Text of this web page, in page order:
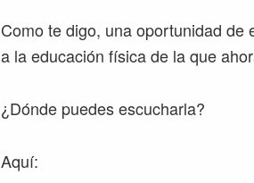
Como te digo, una oportunidad de
a la educación física de la que
¿Dónde puedes escucharla?
Aquí: